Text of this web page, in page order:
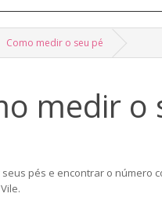
Como medir o seu pé
medir o
seus pés e encontrar o número